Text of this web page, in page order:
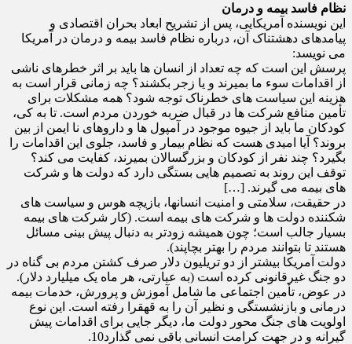
نظام فاسد بیمه و درمان
این نویسنده آمریکایی، پس از تشریح ابعاد بحران اقتصادی و
پیامدهای دهشتناک آن، درباره نظام فاسد بیمه و درمان در آمریکا
می نویسد:
پرسش این است که چه تعداد از انسان ها باید بر اثر خطرهای ناشی
از اقدامات سوء ما بمیرند و یا زجر بکشند؟ چه زمانی قرار است به
هزینه این سیاست های خطرناک توجه شود؟ همه مشکلات برای
تأمین منافع شرکت ها در قبال ضربه خوردن مردم است. تا به کی،
کودکان ما باید از جیوه موجود در آمپول ها و داروهای نا ایمن از بین
بروند؟ آیا امیدی هست که نظام بیمار و فاسد، جلوی این اقدامات را
بگیرد؟ چند نفر از کودکان و بزرگسالان بمیرند، کفایت می کند؟
توقف این روند به تصمیم هایی بستگی دارد که دولت ها و شرکت
های بیمه می گیرند. […]
در حقیقت، سلامتی و امنیت انسانها، بازیچه هوس و سیاست های
شکننده دولت ها و شرکت های بیمه است. (کار شرکت های بیمه
بسیار جالب است؛ چون همیشه زودتر به دنبال پیش بینی مسائل
هستند تا بتوانند مردم را بهتر بچاپند).
دولت آمریکا بیشتر از دو تریلیون دلار صرف کشتن مردم بی گناه در
دو جنگ غیرقانونی کرده است (به عبارتی، هر ماه یک میلیارد دلار).
در عوض، تأمین اجتماعی ما شامل آموزش و پرورش، خدمات بیمه
درمانی و بازنشستگی و نظیر آن را به قهقرا رفته است. این نوع
اولویت های جنگ محور دولت ما، دیگر جایی برای اقدامات پیش
گیرانه و در جهت کرامت انسانی باقی نمی گذارد10.